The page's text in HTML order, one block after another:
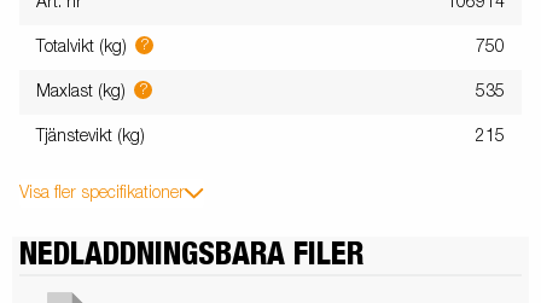
Totalvikt (kg) ? 750
Maxlast (kg) ? 535
Tjänstevikt (kg) 215
Visa fler specifikationer
NEDLADDNINGSBARA FILER